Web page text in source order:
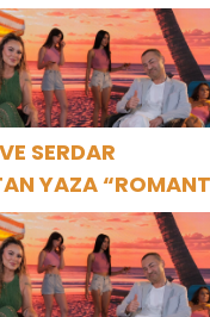
SERDAR
YAZA